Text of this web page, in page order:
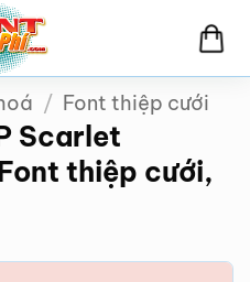
/ Font thiệp cưới
Scarlet
thiệp cưới,